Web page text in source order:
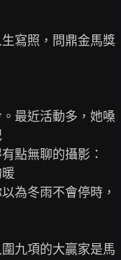
寫照，問鼎金馬獎
最近活動多，她嗓
點無聊的攝影：
暖
為冬雨不會停時，
九項的大贏家是馬